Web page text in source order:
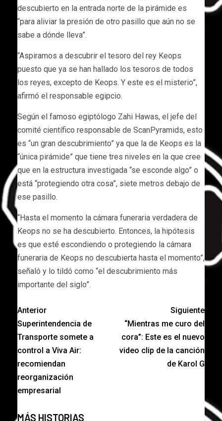
descubierto en la entrada norte de la pirámide es
“para aliviar la presión de otro pasillo que aún no se
sabe a dónde lleva”.
“Aspiramos a descubrir el tesoro del rey Keops
puesto que ya se han hallado los tesoros de todos
los reyes, excepto de Keops. Y este es el misterio”,
afirmó el responsable egipcio.
Según el famoso egiptólogo Zahi Hawas, el jefe del
comité científico responsable de ScanPyramids, esto
es “un gran descubrimiento” ya que la de Keops es la
“única pirámide” que tiene tres niveles en la que cree
que en la estructura investigada “se esconde algo” o
está “protegiendo otra cosa”, siete metros debajo de
ese pasillo.
“Hasta el momento la cámara funeraria verdadera de
Keops no se ha descubierto. Entonces, la hipótesis
es que esté escondiendo o protegiendo la cámara
funeraria de Keops no descubierta hasta el momento”,
señaló y lo tildó como “el descubrimiento más
importante del siglo”.
Anterior
Superintendencia de
Transporte somete a
control a Viva Air:
recomiendan
reorganización
empresarial
Siguiente
“Mientras me curo del
cora”: Este es el nuevo
video clip de la canción
de Karol G
MÁS HISTORIAS